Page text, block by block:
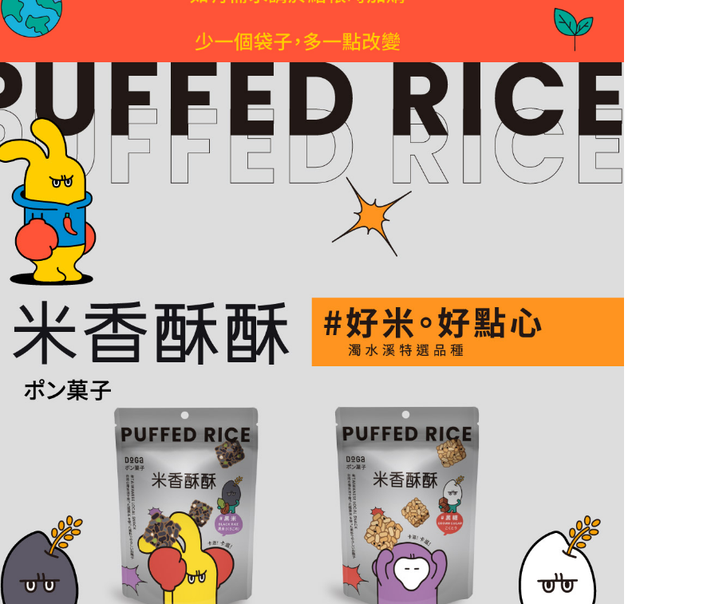
プロテクションズ（以下 AFTEE という）が提供し、AFTEEが代金を徴収
します。当サービスご利用の際に提供しなければならない個人情報（注
文者の氏名、電話番号、受取人の氏名、電話番号、受取人住所を含むが
これに限らない）は、AFTEEに渡され当サービスで必要な範囲内で利用
されます。AFTEEの個人情報の収集、処理、利用について、詳細は
AFTEE公式ホームページの『個人情報の収集、処理及び利用に関する声
明』をご参照ください（https://aftee.tw/privacypolicy/
AFTEEの初回ご利用の際に、審査を通過すれば、最高額がNT$10,000に
なります。支払い期限を過ぎた場合、その金額に基づいて年利20%の遅
延滞納金が加算されます。未成年の利用者は、事前に法定代理人または
後見人の同意を得ればAFTEEをご利用いただけます。
個人情報の処理、利用について疑問がある、または関連する法律の権利
を行使したい場合は、ネットプロテクションズ
cs_tw@netprotections.co.jp
を、必要な購入注文書とあわせてAFTEEにご提供いただく、または
AFTEEにあなたの個人情報の収集、処理、利用を許可することににご同
配送毎にNT$320、NT$2,000以上で送料無料
付款後DoGa門市自取
送料無料
付款後台南山上區工廠或DoGa安平門市自取(安平門市取杜甲商品
需7個工作天)
送料無料
配送毎にNT$150、NT$2,000以上で送料無料
順豐速運(港澳限定)